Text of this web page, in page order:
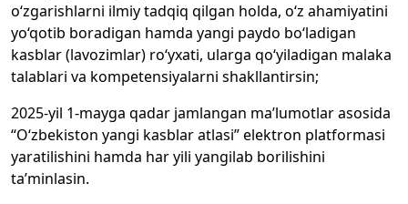
o‘zgarishlarni ilmiy tadqiq qilgan holda, o‘z ahamiyatini
yo‘qotib boradigan hamda yangi paydo bo‘ladigan
kasblar (lavozimlar) ro‘yxati, ularga qo‘yiladigan malaka
talablari va kompetensiyalarni shakllantirsin;
2025-yil 1-mayga qadar jamlangan ma’lumotlar asosida
“O‘zbekiston yangi kasblar atlasi” elektron platformasi
yaratilishini hamda har yili yangilab borilishini
ta’minlasin.